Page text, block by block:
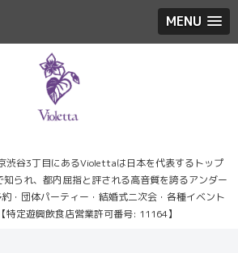
MENU
渋谷3丁目にあるViolettaは日本を代表するトップ
知られ、都内屈指と評される高音質を誇るアンダー
・団体パーティー・結婚式二次会・各種イベント
特定遊興飲食店営業許可番号: 11164】